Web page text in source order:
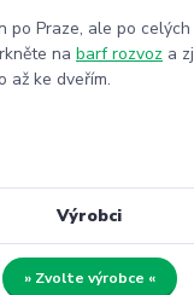
po Praze, ale po
na barf rozvoz a
až ke dveřím.
Výrobci
» Zvolte výrobce «